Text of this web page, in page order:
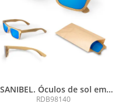
SANIBEL. Óculos de sol em
bambu
RDB98140